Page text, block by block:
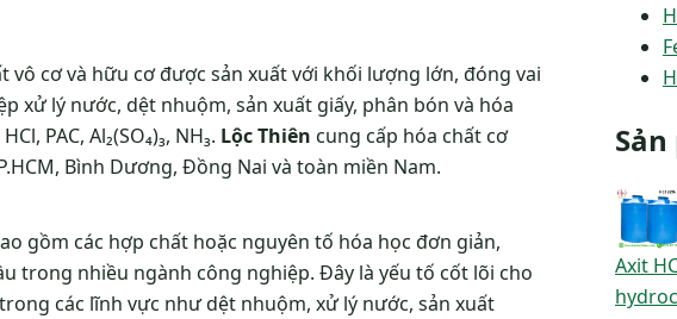
vô cơ và hữu cơ được sản xuất với khối lượng lớn, đóng vai
xử lý nước, dệt nhuộm, sản xuất giấy, phân bón và hóa
PAC, Al₂(SO₄)₃, NH₃. Lộc Thiên cung cấp hóa chất cơ
Bình Dương, Đồng Nai và toàn miền Nam.
gồm các hợp chất hoặc nguyên tố hóa học đơn giản,
trong nhiều ngành công nghiệp. Đây là yếu tố cốt lõi cho
các lĩnh vực như dệt nhuộm, xử lý nước, sản xuất
Axit